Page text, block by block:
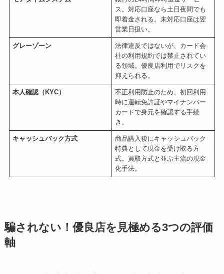
ス。対応口座なら土日夜間でも
即着金される。未対応口座は翌
営業日扱い。
グレーゾーン
法律違反ではないが、カード会
社の利用規約では禁止されてい
る領域。優良店利用でリスクを
抑えられる。
本人確認（KYC）
不正利用防止のため、初回利用
時に運転免許証やマイナンバー
カードで身元を確認する手続
き。
キャッシュバック方式
商品購入後にキャッシュバック
特典として現金を受け取る方
式。買取方式と並ぶ主流の現金
化手法。
騙されない！優良店を見極める3つの評価
軸